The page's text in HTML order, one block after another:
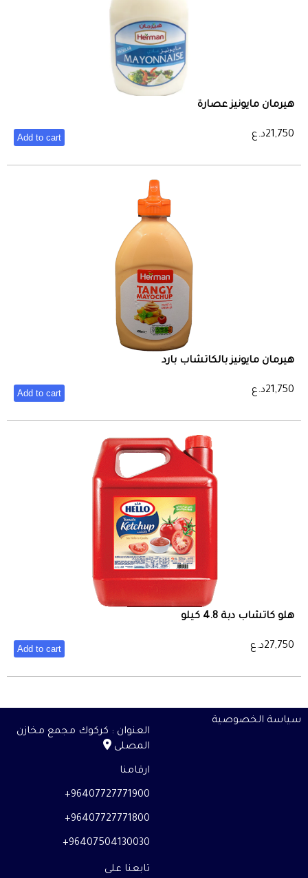
هيرمان مايونيز عصارة
21,750د.ع Add to cart
هيرمان مايونيز بالكاتشاب بارد
21,750د.ع Add to cart
هلو كاتشاب دبة 4.8 كيلو
27,750د.ع Add to cart
سياسة الخصوصية
العنوان : كركوك مجمع مخازن
المصلى
ارقامنا
96407727771900+
96407727771800+
96407504130030+
تابعنا على